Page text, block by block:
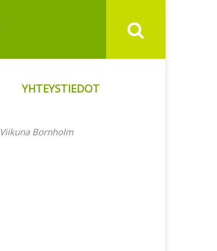
YHTEYSTIEDOT
Viikuna Bornholm